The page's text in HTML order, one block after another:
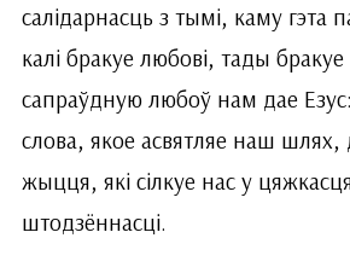
салідарнасць з тымі, каму гэта
калі бракуе любові, тады бракуе
сапраўдную любоў нам дае
слова, якое асвятляе наш
жыцця, які сілкуе нас у
штодзённасці.